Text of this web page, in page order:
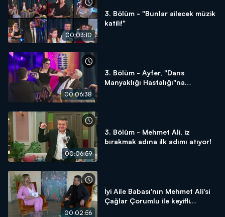
00:03:10
3. Bölüm - "Bunlar ailecek müzik
katili!"
00:06:38
3. Bölüm - Ayfer, "Dans
Manyaklığı Hastalığı"na
00:06:59
3. Bölüm - Mehmet Ali, iz
bırakmak adına ilk adımı atıyor!
00:02:56
İyi Aile Babası'nın Mehmet Ali'si
Çağlar Çorumlu ile keyifli